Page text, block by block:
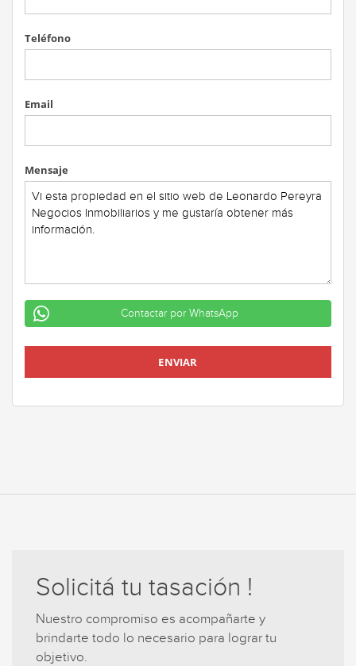
Teléfono
Email
Mensaje
Contactar por WhatsApp
Solicitá tu tasación !
Nuestro compromiso es acompañarte y
brindarte todo lo necesario para lograr tu
objetivo.